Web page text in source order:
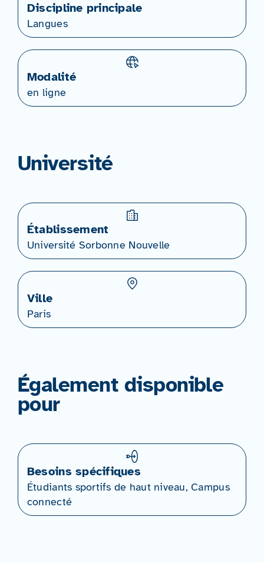
Discipline principale
Langues
Modalité
en ligne
Université
Établissement
Université Sorbonne Nouvelle
Ville
Paris
Également disponible
pour
Besoins spécifiques
Étudiants sportifs de haut niveau, Campus
connecté